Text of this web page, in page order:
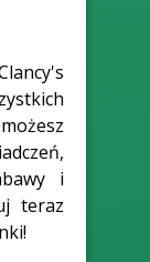
i
teraz